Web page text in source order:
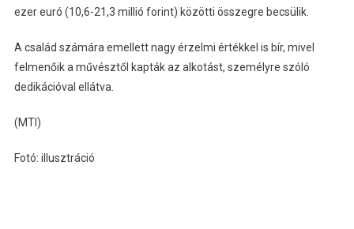
ezer euró (10,6-21,3 millió forint) közötti összegre becsülik.
A család számára emellett nagy érzelmi értékkel is bír, mivel
felmenőik a művésztől kapták az alkotást, személyre szóló
dedikációval ellátva.
(MTI)
Fotó: illusztráció